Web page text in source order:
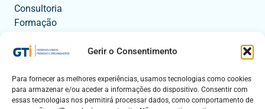
Gerir o Consentimento
Para fornecer as melhores experiências, usamos tecnologias como cookies
para armazenar e/ou aceder a informações do dispositivo. Consentir com
essas tecnologias nos permitirá processar dados, como comportamento de
Consultoria
Formação
Eventos
Contactos